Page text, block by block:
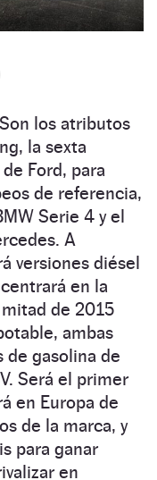
los atributos
la sexta
Ford, para
de referencia,
Serie 4 y el
A
versiones diésel
en la
de 2015
ambas
de gasolina de
Será el primer
en Europa de
de la marca, y
para ganar
en